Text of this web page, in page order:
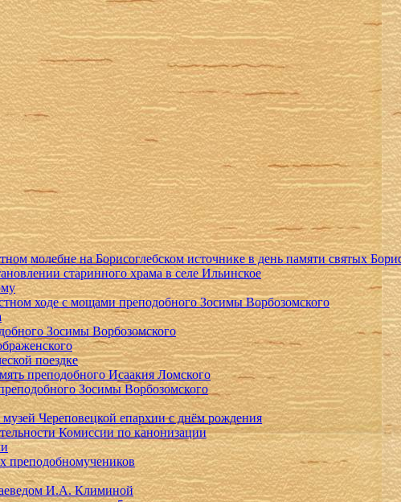
молебне на Борисоглебском источнике в день памяти святых
старинного храма в селе Ильинское
ходе с мощами преподобного Зосимы Ворбозомского
Зосимы Ворбозомского
поездке
преподобного Исаакия Ломского
Зосимы Ворбозомского
Череповецкой епархии с днём рождения
Комиссии по канонизации
преподобномучеников
И.А. Климиной